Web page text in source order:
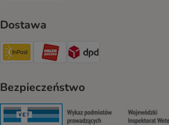
Dostawa
Paczkomat® Shipping Method
ORLEN Paczka
Bezpieczeństwo
Security Security